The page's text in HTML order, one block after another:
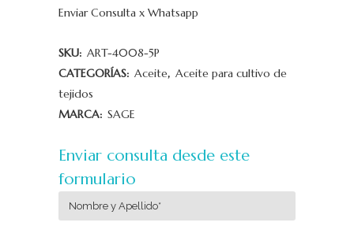
Enviar Consulta x Whatsapp
SKU: ART-4008-5P
CATEGORÍAS: Aceite, Aceite para cultivo de
tejidos
MARCA: SAGE
Enviar consulta desde este
formulario